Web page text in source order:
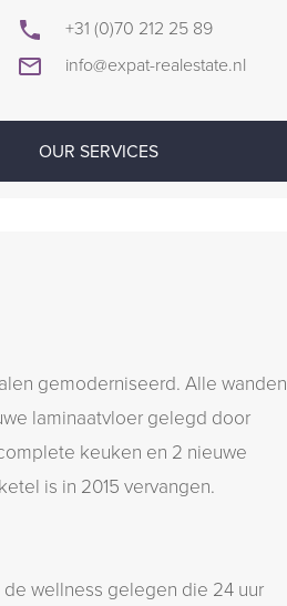
+31 (0)70 212 25 89
info@expat-realestate.nl
OUR SERVICES
gemoderniseerd. Alle wanden
laminaatvloer gelegd door
keuken en 2 nieuwe
is in 2015 vervangen.
wellness gelegen die 24 uur